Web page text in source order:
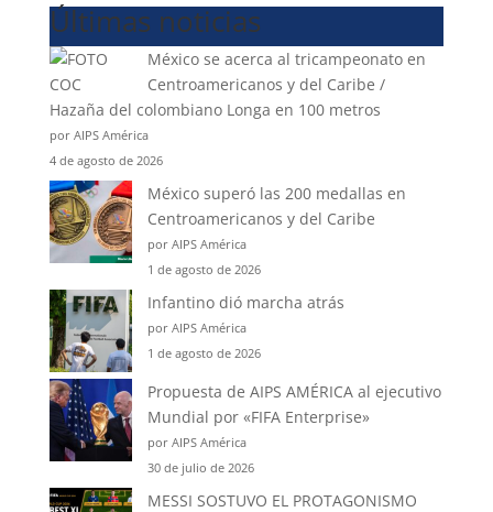
Últimas noticias
México se acerca al tricampeonato en
Centroamericanos y del Caribe /
Hazaña del colombiano Longa en 100 metros
por AIPS América
4 de agosto de 2026
México superó las 200 medallas en
Centroamericanos y del Caribe
por AIPS América
1 de agosto de 2026
Infantino dió marcha atrás
por AIPS América
1 de agosto de 2026
Propuesta de AIPS AMÉRICA al ejecutivo
Mundial por «FIFA Enterprise»
por AIPS América
30 de julio de 2026
MESSI SOSTUVO EL PROTAGONISMO